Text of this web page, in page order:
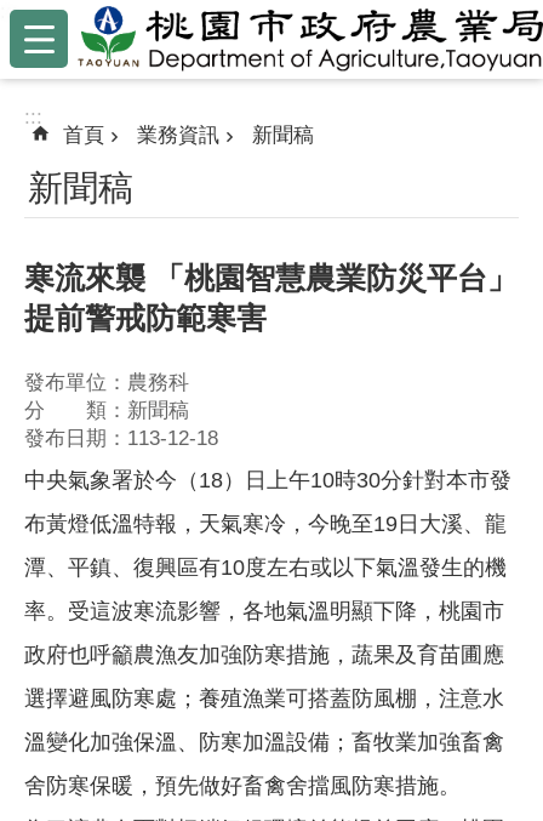
跳到主要內容區塊
:::
:::
首頁 業務資訊 新聞稿
新聞稿
寒流來襲 「桃園智慧農業防災平台」
提前警戒防範寒害
發布單位：農務科
分 類：新聞稿
發布日期：113-12-18
中央氣象署於今（18）日上午10時30分針對本市發
布黃燈低溫特報，天氣寒冷，今晚至19日大溪、龍
潭、平鎮、復興區有10度左右或以下氣溫發生的機
率。受這波寒流影響，各地氣溫明顯下降，桃園市
政府也呼籲農漁友加強防寒措施，蔬果及育苗圃應
選擇避風防寒處；養殖漁業可搭蓋防風棚，注意水
溫變化加強保溫、防寒加溫設備；畜牧業加強畜禽
舍防寒保暖，預先做好畜禽舍擋風防寒措施。